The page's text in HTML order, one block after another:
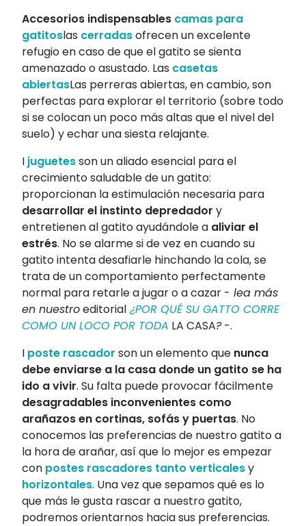
Accesorios indispensables camas para
gatitoslas cerradasofrecen un excelente
refugio en caso de que el gatito se sienta
amenazado o asustado. Las casetas
abiertasLas perreras abiertas, en cambio, son
perfectas para explorar el territorio (sobre todo
si se colocan un poco más altas que el nivel del
suelo) y echar una siesta relajante.
I juguetesson un aliado esencial para el
crecimiento saludable de un gatito:
proporcionan la estimulación necesaria para
desarrollar el instinto depredador y
entretienen al gatito ayudándole a aliviar el
estrés. No se alarme si de vez en cuando su
gatito intenta desafiarle hinchando la cola, se
trata de un comportamiento perfectamente
normal para retarle a jugar o a cazar - lea más
en nuestroeditorial ¿POR QUÉ SU GATTO CORRE
COMO UN LOCO POR TODA LA CASA?-.
I poste rascador son un elemento que nunca
debe enviarse a la casa donde un gatito se ha
ido a vivir. Su falta puede provocar fácilmente
desagradables inconvenientes como
arañazos en cortinas, sofás y puertas. No
conocemos las preferencias de nuestro gatito a
la hora de arañar, así que lo mejor es empezar
con postes rascadores tanto verticalesy
horizontales. Una vez que sepamos qué es lo
que más le gusta rascar a nuestro gatito,
podremos orientarnos hacia sus preferencias.